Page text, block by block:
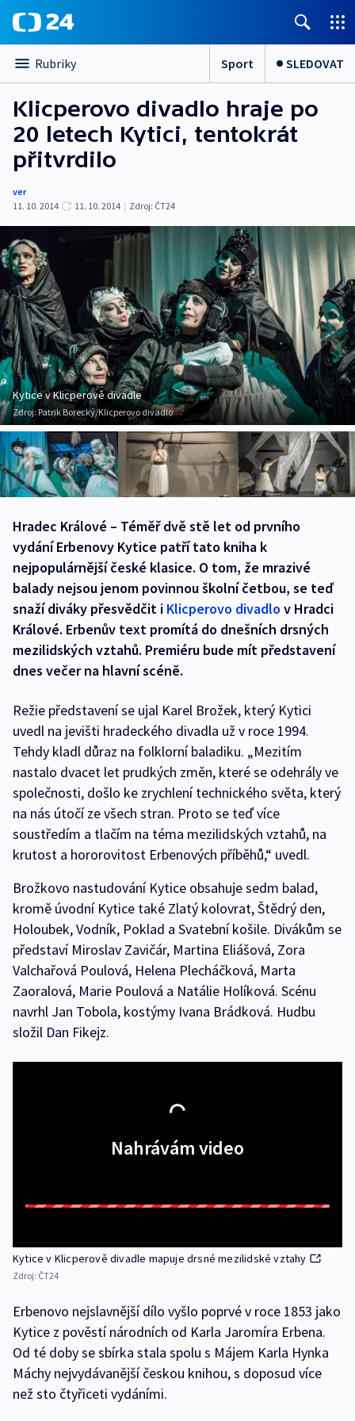
Rubriky Sport SLEDOVAT
Klicperovo divadlo hraje po
20 letech Kytici, tentokrát
přitvrdilo
ver
11. 10. 2014
11. 10. 2014 | Zdroj: ČT24
Kytice v Klicperově divadle
Zdroj: Patrik Borecký/Klicperovo divadlo
Hradec Králové – Téměř dvě stě let od prvního
vydání Erbenovy Kytice patří tato kniha k
nejpopulárnější české klasice. O tom, že mrazivé
balady nejsou jenom povinnou školní četbou, se teď
snaží diváky přesvědčit i Klicperovo divadlov Hradci
Králové. Erbenův text promítá do dnešních drsných
mezilidských vztahů. Premiéru bude mít představení
dnes večer na hlavní scéně.
Režie představení se ujal Karel Brožek, který Kytici
uvedl na jevišti hradeckého divadla už v roce 1994.
Tehdy kladl důraz na folklorní baladiku. „Mezitím
nastalo dvacet let prudkých změn, které se odehrály ve
společnosti, došlo ke zrychlení technického světa, který
na nás útočí ze všech stran. Proto se teď více
soustředím a tlačím na téma mezilidských vztahů, na
krutost a hororovitost Erbenových příběhů,“ uvedl.
Brožkovo nastudování Kytice obsahuje sedm balad,
kromě úvodní Kytice také Zlatý kolovrat, Štědrý den,
Holoubek, Vodník, Poklad a Svatební košile. Divákům se
představí Miroslav Zavičár, Martina Eliášová, Zora
Valchařová Poulová, Helena Plecháčková, Marta
Zaoralová, Marie Poulová a Natálie Holíková. Scénu
navrhl Jan Tobola, kostýmy Ivana Brádková. Hudbu
složil Dan Fikejz.
Nahrávám video
Kytice v Klicperově divadle mapuje drsné mezilidské vztahy
Zdroj: ČT24
Erbenovo nejslavnější dílo vyšlo poprvé v roce 1853 jako
Kytice z pověstí národních od Karla Jaromíra Erbena.
Od té doby se sbírka stala spolu s Májem Karla Hynka
Máchy nejvydávanější českou knihou, s doposud více
než sto čtyřiceti vydáními.